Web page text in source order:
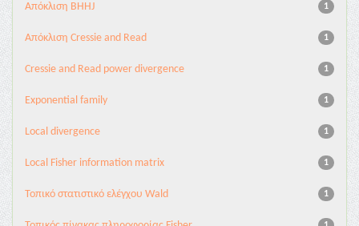
1
Aπόκλιση BHHJ
1
Aπόκλιση Cressie and Read
1
Cressie and Read power divergence
1
Exponential family
1
Local divergence
1
Local Fisher information matrix
1
Τοπικό στατιστικό ελέγχου Wald